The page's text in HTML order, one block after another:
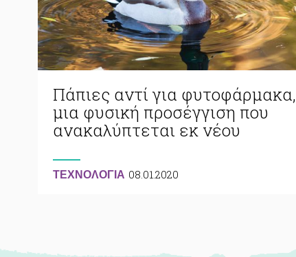
Πάπιες αντί για φυτοφάρμακα,
μια φυσική προσέγγιση που
ανακαλύπτεται εκ νέου
ΤΕΧΝΟΛΟΓΙΑ 08.01.2020